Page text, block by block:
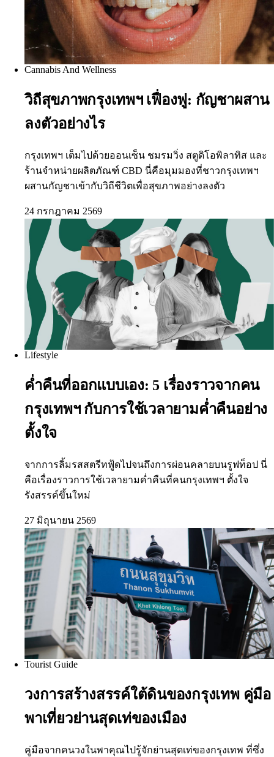
Cannabis And Wellness
วิถีสุขภาพกรุงเทพฯ เฟื่องฟู: กัญชาผสาน
ลงตัวอย่างไร
กรุงเทพฯ เต็มไปด้วยออนเซ็น ชมรมวิ่ง สตูดิโอพิลาทิส และ
ร้านจำหน่ายผลิตภัณฑ์ CBD นี่คือมุมมองที่ชาวกรุงเทพฯ
ผสานกัญชาเข้ากับวิถีชีวิตเพื่อสุขภาพอย่างลงตัว
24 กรกฎาคม 2569
Lifestyle
ค่ำคืนที่ออกแบบเอง: 5 เรื่องราวจากคน
กรุงเทพฯ กับการใช้เวลายามค่ำคืนอย่าง
ตั้งใจ
จากการลิ้มรสสตรีทฟู้ดไปจนถึงการผ่อนคลายบนรูฟท็อป นี่
คือเรื่องราวการใช้เวลายามค่ำคืนที่คนกรุงเทพฯ ตั้งใจ
รังสรรค์ขึ้นใหม่
27 มิถุนายน 2569
Tourist Guide
วงการสร้างสรรค์ใต้ดินของกรุงเทพ คู่มือ
พาเที่ยวย่านสุดเท่ของเมือง
คู่มือจากคนวงในพาคุณไปรู้จักย่านสุดเท่ของกรุงเทพ ที่ซึ่ง